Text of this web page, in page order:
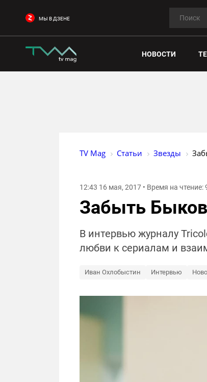
МЫ В ДЗЕНЕ
НОВОСТИ
TV Mag Статьи Звезды
12:43 16 мая, 2017 • Время на чтение:
Забыть
В интервью журналу
любви к сериалам и
Иван Охлобыстин Интервью